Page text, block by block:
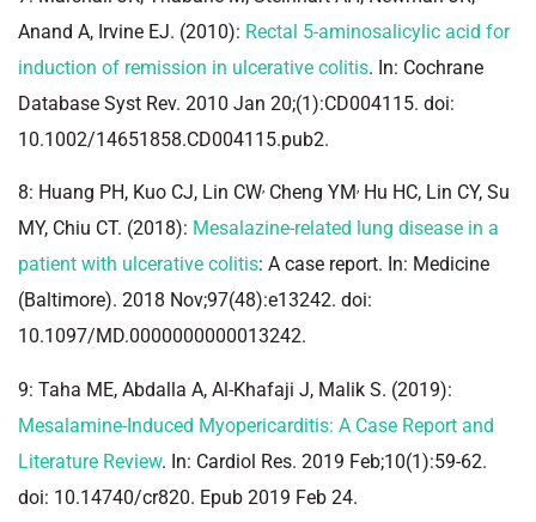
Anand A, Irvine EJ. (2010): Rectal 5-aminosalicylic acid for
induction of remission in ulcerative colitis. In: Cochrane
Database Syst Rev. 2010 Jan 20;(1):CD004115. doi:
10.1002/14651858.CD004115.pub2.
8: Huang PH, Kuo CJ, Lin CW, Cheng YM, Hu HC, Lin CY, Su
MY, Chiu CT. (2018): Mesalazine-related lung disease in a
patient with ulcerative colitis: A case report. In: Medicine
(Baltimore). 2018 Nov;97(48):e13242. doi:
10.1097/MD.0000000000013242.
9: Taha ME, Abdalla A, Al-Khafaji J, Malik S. (2019):
Mesalamine-Induced Myopericarditis: A Case Report and
Literature Review. In: Cardiol Res. 2019 Feb;10(1):59-62.
doi: 10.14740/cr820. Epub 2019 Feb 24.